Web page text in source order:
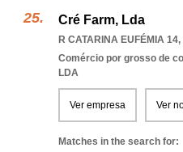
Cré Farm, Lda
R CATARINA EUFÉMIA
Comércio por grosso de
LDA
Ver empresa Ver
Matches in the search for: